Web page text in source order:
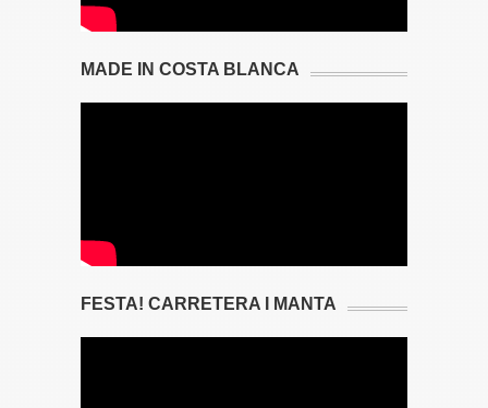
MADE IN COSTA BLANCA
FESTA! CARRETERA I MANTA